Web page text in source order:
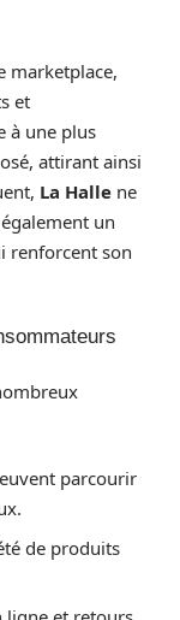
marketplace,
et
à une plus
attirant ainsi
La Halle ne
un
renforcent son
parcourir
de produits